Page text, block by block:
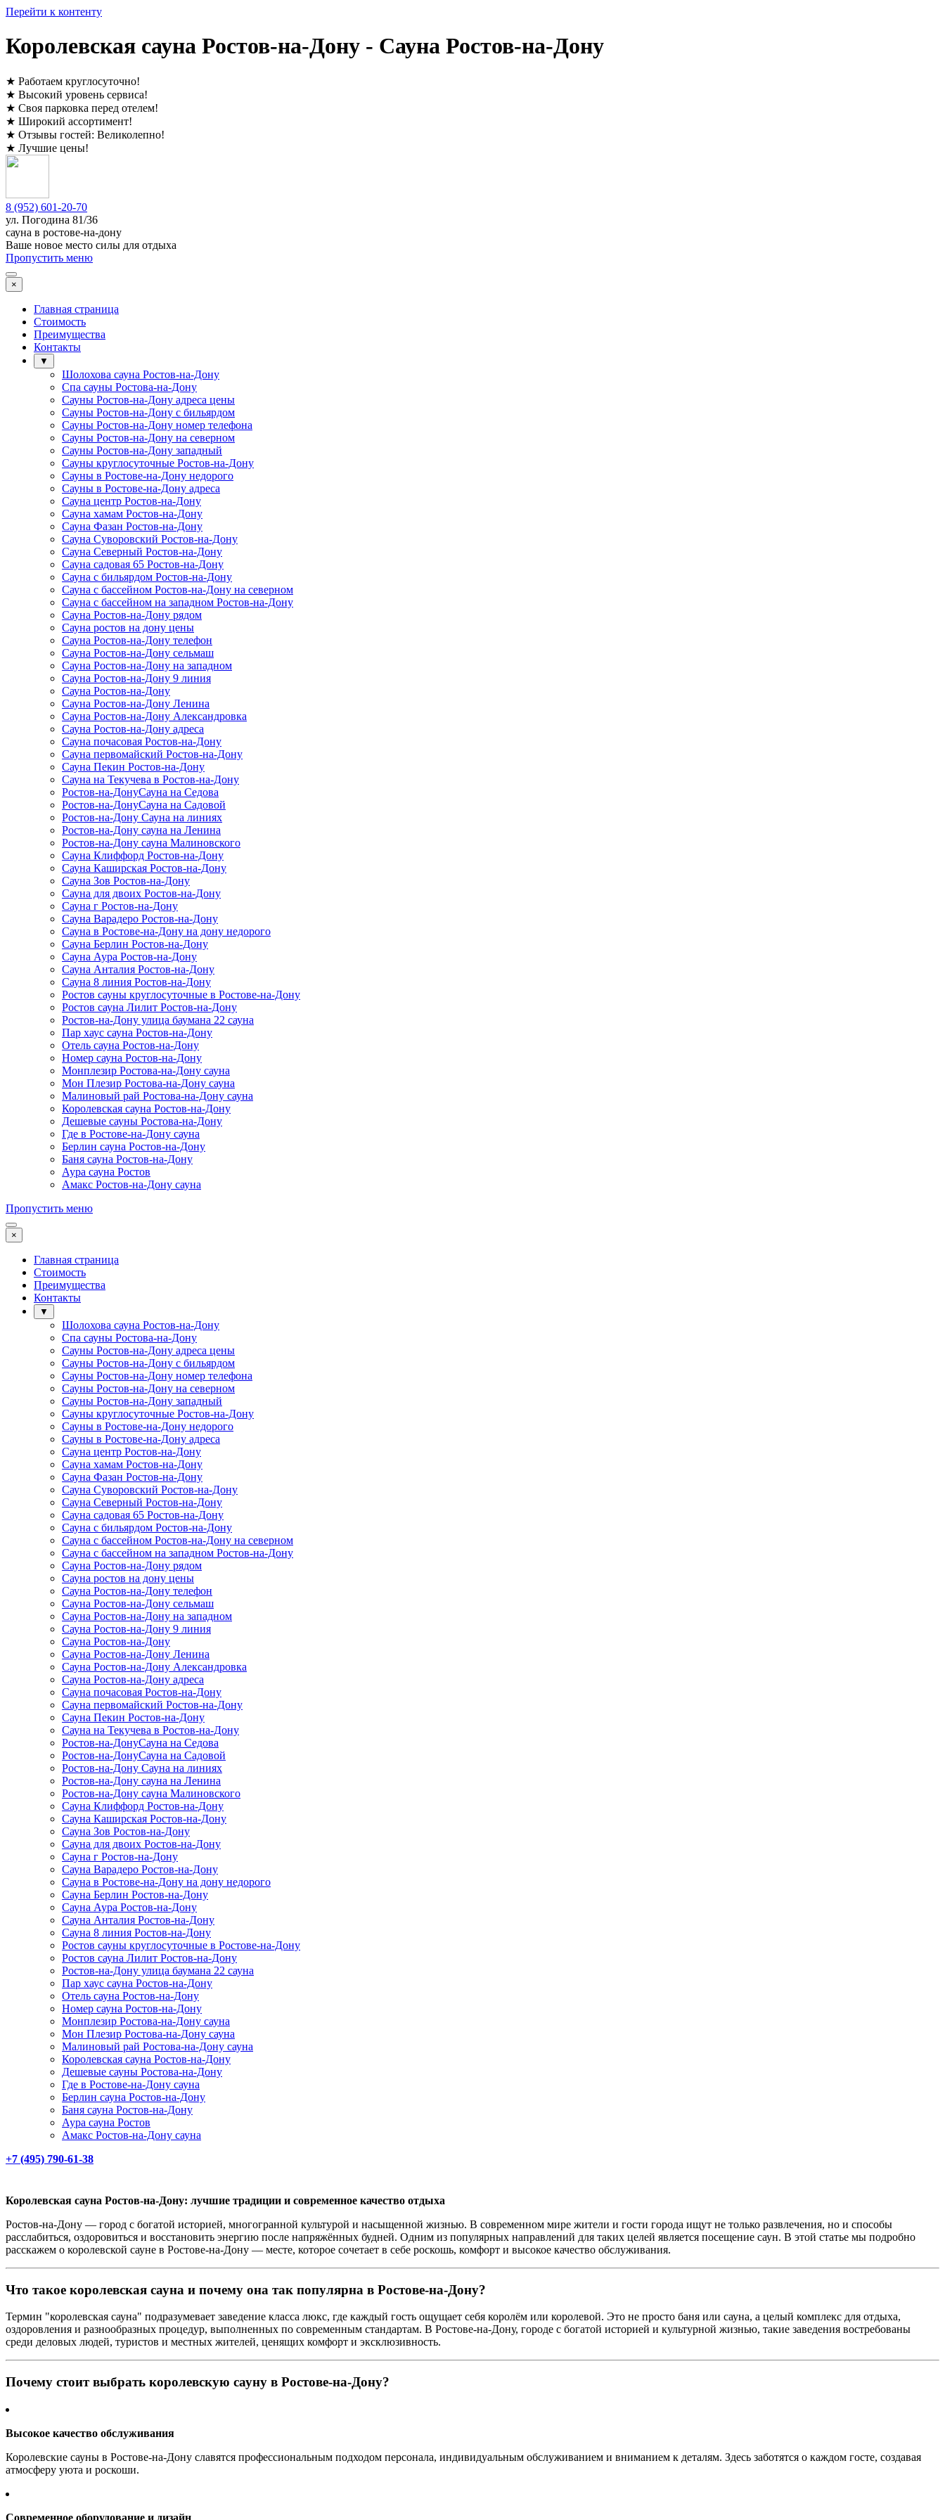
Перейти к контенту
Королевская сауна Ростов-на-Дону - Сауна Ростов-на-Дону
★ Работаем круглосуточно!
★ Высокий уровень сервиса!
★ Своя парковка перед отелем!
★ Широкий ассортимент!
★ Отзывы гостей: Великолепно!
★ Лучшие цены!
8 (952) 601-20-70
ул. ​ Погодина 81/36
сауна в ростове-на-дону
Ваше новое место силы для отдыха
Пропустить меню
×
Главная страница
Стоимость
Преимущества
Контакты
▼
Шолохова сауна Ростов-на-Дону
Спа сауны Ростова-на-Дону
Сауны Ростов-на-Дону адреса цены
Сауны Ростов-на-Дону с бильярдом
Сауны Ростов-на-Дону номер телефона
Сауны Ростов-на-Дону на северном
Сауны Ростов-на-Дону западный
Сауны круглосуточные Ростов-на-Дону
Сауны в Ростове-на-Дону недорого
Сауны в Ростове-на-Дону адреса
Сауна центр Ростов-на-Дону
Сауна хамам Ростов-на-Дону
Сауна Фазан Ростов-на-Дону
Сауна Суворовский Ростов-на-Дону
Сауна Северный Ростов-на-Дону
Сауна садовая 65 Ростов-на-Дону
Сауна с бильярдом Ростов-на-Дону
Сауна с бассейном Ростов-на-Дону на северном
Сауна с бассейном на западном Ростов-на-Дону
Сауна Ростов-на-Дону рядом
Сауна ростов на дону цены
Сауна Ростов-на-Дону телефон
Сауна Ростов-на-Дону сельмаш
Сауна Ростов-на-Дону на западном
Сауна Ростов-на-Дону 9 линия
Сауна Ростов-на-Дону
Сауна Ростов-на-Дону Ленина
Сауна Ростов-на-Дону Александровка
Сауна Ростов-на-Дону адреса
Сауна почасовая Ростов-на-Дону
Сауна первомайский Ростов-на-Дону
Сауна Пекин Ростов-на-Дону
Сауна на Текучева в Ростов-на-Дону
Ростов-на-ДонуСауна на Седова
Ростов-на-ДонуСауна на Садовой
Ростов-на-Дону Сауна на линиях
Ростов-на-Дону сауна на Ленина
Ростов-на-Дону сауна Малиновского
Сауна Клиффорд Ростов-на-Дону
Сауна Каширская Ростов-на-Дону
Сауна Зов Ростов-на-Дону
Сауна для двоих Ростов-на-Дону
Сауна г Ростов-на-Дону
Сауна Варадеро Ростов-на-Дону
Сауна в Ростове-на-Дону на дону недорого
Сауна Берлин Ростов-на-Дону
Сауна Аура Ростов-на-Дону
Сауна Анталия Ростов-на-Дону
Сауна 8 линия Ростов-на-Дону
Ростов сауны круглосуточные в Ростове-на-Дону
Ростов сауна Лилит Ростов-на-Дону
Ростов-на-Дону улица баумана 22 сауна
Пар хаус сауна Ростов-на-Дону
Отель сауна Ростов-на-Дону
Номер сауна Ростов-на-Дону
Монплезир Ростова-на-Дону сауна
Мон Плезир Ростова-на-Дону сауна
Малиновый рай Ростова-на-Дону сауна
Королевская сауна Ростов-на-Дону
Дешевые сауны Ростова-на-Дону
Где в Ростове-на-Дону сауна
Берлин сауна Ростов-на-Дону
Баня сауна Ростов-на-Дону
Аура сауна Ростов
Амакс Ростов-на-Дону сауна
Пропустить меню
×
Главная страница
Стоимость
Преимущества
Контакты
▼
Шолохова сауна Ростов-на-Дону
Спа сауны Ростова-на-Дону
Сауны Ростов-на-Дону адреса цены
Сауны Ростов-на-Дону с бильярдом
Сауны Ростов-на-Дону номер телефона
Сауны Ростов-на-Дону на северном
Сауны Ростов-на-Дону западный
Сауны круглосуточные Ростов-на-Дону
Сауны в Ростове-на-Дону недорого
Сауны в Ростове-на-Дону адреса
Сауна центр Ростов-на-Дону
Сауна хамам Ростов-на-Дону
Сауна Фазан Ростов-на-Дону
Сауна Суворовский Ростов-на-Дону
Сауна Северный Ростов-на-Дону
Сауна садовая 65 Ростов-на-Дону
Сауна с бильярдом Ростов-на-Дону
Сауна с бассейном Ростов-на-Дону на северном
Сауна с бассейном на западном Ростов-на-Дону
Сауна Ростов-на-Дону рядом
Сауна ростов на дону цены
Сауна Ростов-на-Дону телефон
Сауна Ростов-на-Дону сельмаш
Сауна Ростов-на-Дону на западном
Сауна Ростов-на-Дону 9 линия
Сауна Ростов-на-Дону
Сауна Ростов-на-Дону Ленина
Сауна Ростов-на-Дону Александровка
Сауна Ростов-на-Дону адреса
Сауна почасовая Ростов-на-Дону
Сауна первомайский Ростов-на-Дону
Сауна Пекин Ростов-на-Дону
Сауна на Текучева в Ростов-на-Дону
Ростов-на-ДонуСауна на Седова
Ростов-на-ДонуСауна на Садовой
Ростов-на-Дону Сауна на линиях
Ростов-на-Дону сауна на Ленина
Ростов-на-Дону сауна Малиновского
Сауна Клиффорд Ростов-на-Дону
Сауна Каширская Ростов-на-Дону
Сауна Зов Ростов-на-Дону
Сауна для двоих Ростов-на-Дону
Сауна г Ростов-на-Дону
Сауна Варадеро Ростов-на-Дону
Сауна в Ростове-на-Дону на дону недорого
Сауна Берлин Ростов-на-Дону
Сауна Аура Ростов-на-Дону
Сауна Анталия Ростов-на-Дону
Сауна 8 линия Ростов-на-Дону
Ростов сауны круглосуточные в Ростове-на-Дону
Ростов сауна Лилит Ростов-на-Дону
Ростов-на-Дону улица баумана 22 сауна
Пар хаус сауна Ростов-на-Дону
Отель сауна Ростов-на-Дону
Номер сауна Ростов-на-Дону
Монплезир Ростова-на-Дону сауна
Мон Плезир Ростова-на-Дону сауна
Малиновый рай Ростова-на-Дону сауна
Королевская сауна Ростов-на-Дону
Дешевые сауны Ростова-на-Дону
Где в Ростове-на-Дону сауна
Берлин сауна Ростов-на-Дону
Баня сауна Ростов-на-Дону
Аура сауна Ростов
Амакс Ростов-на-Дону сауна
+7 (495) 790-61-38
Королевская сауна Ростов-на-Дону: лучшие традиции и современное качество отдыха
Ростов-на-Дону — город с богатой историей, многогранной культурой и насыщенной жизнью. В современном мире жители и гости города ищут не только развлечения, но и способы
расслабиться, оздоровиться и восстановить энергию после напряжённых будней. Одним из популярных направлений для таких целей является посещение саун. В этой статье мы подробно
расскажем о королевской сауне в Ростове-на-Дону — месте, которое сочетает в себе роскошь, комфорт и высокое качество обслуживания.
Что такое королевская сауна и почему она так популярна в Ростове-на-Дону?
Термин "королевская сауна" подразумевает заведение класса люкс, где каждый гость ощущает себя королём или королевой. Это не просто баня или сауна, а целый комплекс для отдыха,
оздоровления и разнообразных процедур, выполненных по современным стандартам. В Ростове-на-Дону, городе с богатой историей и культурной жизнью, такие заведения востребованы
среди деловых людей, туристов и местных жителей, ценящих комфорт и эксклюзивность.
Почему стоит выбрать королевскую сауну в Ростове-на-Дону?
Высокое качество обслуживания
Королевские сауны в Ростове-на-Дону славятся профессиональным подходом персонала, индивидуальным обслуживанием и вниманием к деталям. Здесь заботятся о каждом госте, создавая
атмосферу уюта и роскоши.
Современное оборудование и дизайн